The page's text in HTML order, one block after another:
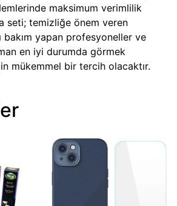
maksimum verimlilik
seti; temizliğe önem veren
bakım yapan profesyoneller ve
en iyi durumda görmek
mükemmel bir tercih olacaktır.